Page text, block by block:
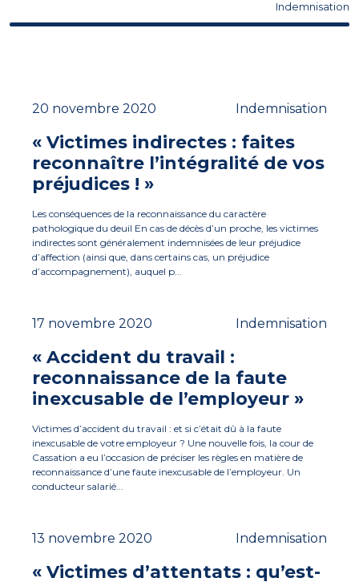
Indemnisation
20 novembre 2020 Indemnisation
« Victimes indirectes : faites
reconnaître l’intégralité de vos
préjudices ! »
Les conséquences de la reconnaissance du caractère
pathologique du deuil En cas de décès d’un proche, les victimes
indirectes sont généralement indemnisées de leur préjudice
d’affection (ainsi que, dans certains cas, un préjudice
d’accompagnement), auquel p...
17 novembre 2020 Indemnisation
« Accident du travail :
reconnaissance de la faute
inexcusable de l’employeur »
Victimes d’accident du travail : et si c’était dû à la faute
inexcusable de votre employeur ? Une nouvelle fois, la cour de
Cassation a eu l’occasion de préciser les règles en matière de
reconnaissance d’une faute inexcusable de l’employeur. Un
conducteur salarié...
13 novembre 2020 Indemnisation
« Victimes d’attentats : qu’est-